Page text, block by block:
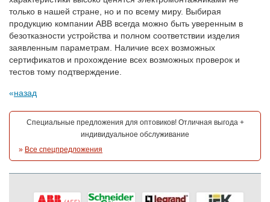
только в нашей стране, но и по всему миру. Выбирая
продукцию компании АВВ всегда можно быть уверенным в
безотказности устройства и полном соответствии изделия
заявленным параметрам. Наличие всех возможных
сертификатов и прохождение всех возможных проверок и
тестов тому подтверждение.
назад
Специальные предложения для оптовиков! Отличная выгода +
индивидуальное обслуживание
» Все спецпредложения